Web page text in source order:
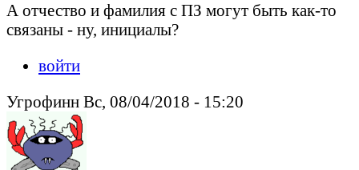
А отчество и фамилия с ПЗ могут быть как-то
связаны - ну, инициалы?
войти
Угрофинн Вс, 08/04/2018 - 15:20